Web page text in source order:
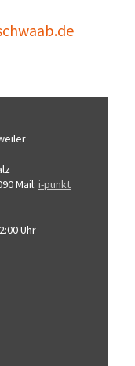
Mail: i-punkt
Uhr